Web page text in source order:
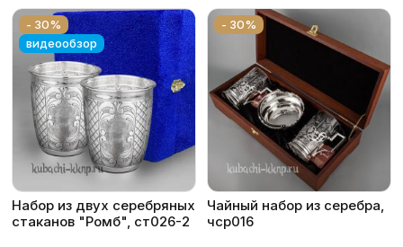
- 30%
видеообзор
Набор из двух серебряных
стаканов "Ромб", ст026-2
- 30%
Чайный набор из серебра,
чср016